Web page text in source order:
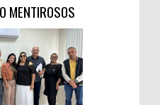
MENTIROSOS